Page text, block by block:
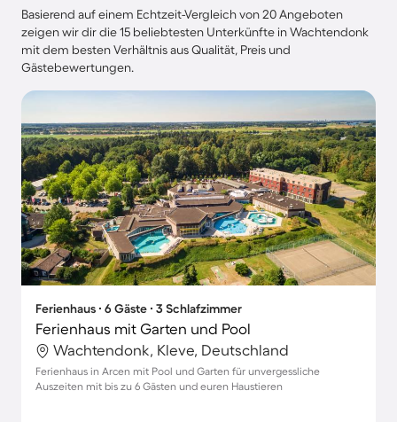
Basierend auf einem Echtzeit-Vergleich von 20 Angeboten
zeigen wir dir die 15 beliebtesten Unterkünfte in Wachtendonk
mit dem besten Verhältnis aus Qualität, Preis und
Gästebewertungen.
Ferienhaus ∙ 6 Gäste ∙ 3 Schlafzimmer
Ferienhaus mit Garten und Pool
Wachtendonk, Kleve, Deutschland
Ferienhaus in Arcen mit Pool und Garten für unvergessliche
Auszeiten mit bis zu 6 Gästen und euren Haustieren